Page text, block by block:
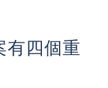
有四個重